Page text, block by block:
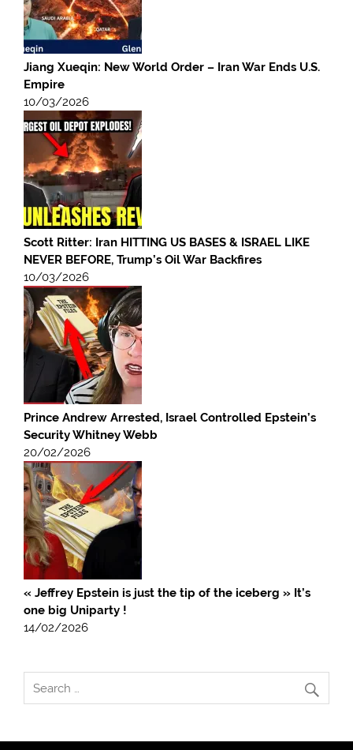
Jiang Xueqin: New World Order – Iran War Ends U.S.
Empire
10/03/2026
Scott Ritter: Iran HITTING US BASES & ISRAEL LIKE
NEVER BEFORE, Trump’s Oil War Backfires
10/03/2026
Prince Andrew Arrested, Israel Controlled Epstein’s
Security Whitney Webb
20/02/2026
« Jeffrey Epstein is just the tip of the iceberg » It’s
one big Uniparty !
14/02/2026